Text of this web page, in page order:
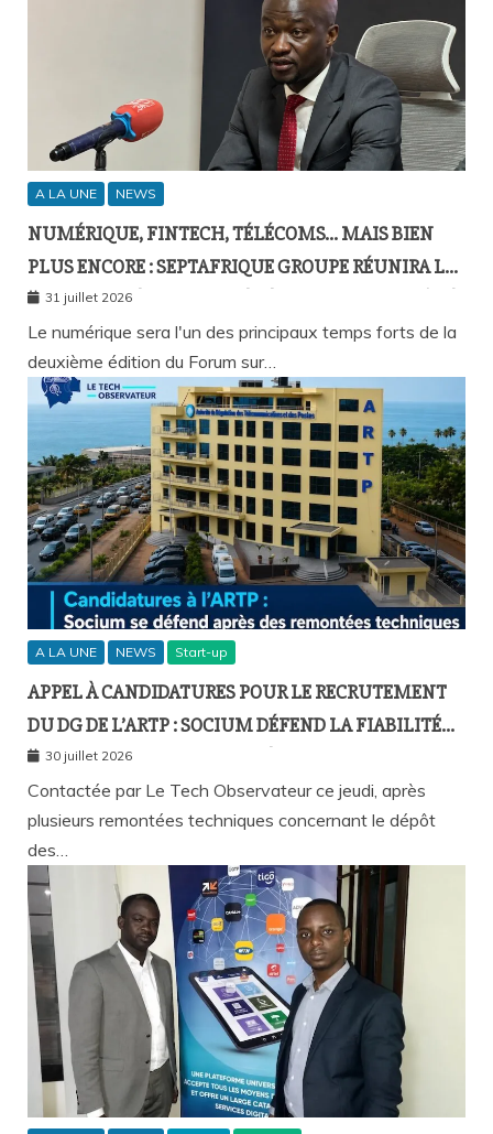
A LA UNE NEWS
NUMÉRIQUE, FINTECH, TÉLÉCOMS… MAIS BIEN
PLUS ENCORE : SEPTAFRIQUE GROUPE RÉUNIRA LE
GOTHA DE L’ÉCONOMIE SÉNÉGALAISE LE 10 AOÛT À
DAKAR
31 juillet 2026
Le numérique sera l'un des principaux temps forts de la
deuxième édition du Forum sur…
A LA UNE NEWS Start-up
APPEL À CANDIDATURES POUR LE RECRUTEMENT
DU DG DE L’ARTP : SOCIUM DÉFEND LA FIABILITÉ
DE SA PLATEFORME MALGRÉ PLUSIEURS
REMONTÉES TECHNIQUES
30 juillet 2026
Contactée par Le Tech Observateur ce jeudi, après
plusieurs remontées techniques concernant le dépôt
des…